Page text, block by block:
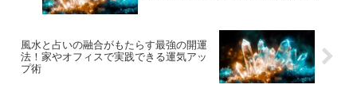
風水と占いの融合がもたらす最強の開運
法！家やオフィスで実践できる運気アッ
プ術